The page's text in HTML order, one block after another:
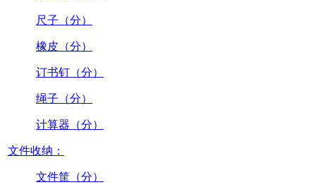
尺子（分）
橡皮（分）
订书钉（分）
绳子（分）
计算器（分）
文件收纳：
文件筐（分）